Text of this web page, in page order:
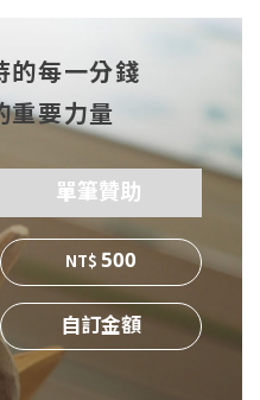
每一分錢
要力量
單筆贊助
500